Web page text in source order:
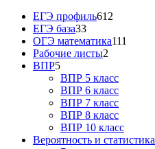
ЕГЭ профиль612
ЕГЭ база33
ОГЭ математика111
Рабочие листы2
ВПР5
ВПР 5 класс
ВПР 6 класс
ВПР 7 класс
ВПР 8 класс
ВПР 10 класс
Вероятность и статистика